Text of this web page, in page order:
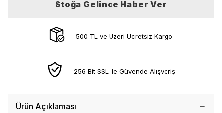
Stoğa Gelince Haber Ver
500 TL ve Üzeri Ücretsiz Kargo
256 Bit SSL ile Güvende Alışveriş
Ürün Açıklaması